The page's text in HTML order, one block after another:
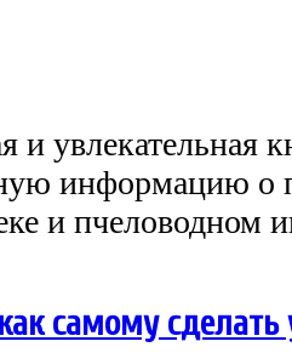
и увлекательная
информацию о
и пчеловодном
самому сделать